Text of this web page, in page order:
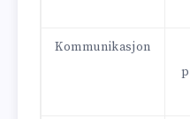
Kommunikasjon